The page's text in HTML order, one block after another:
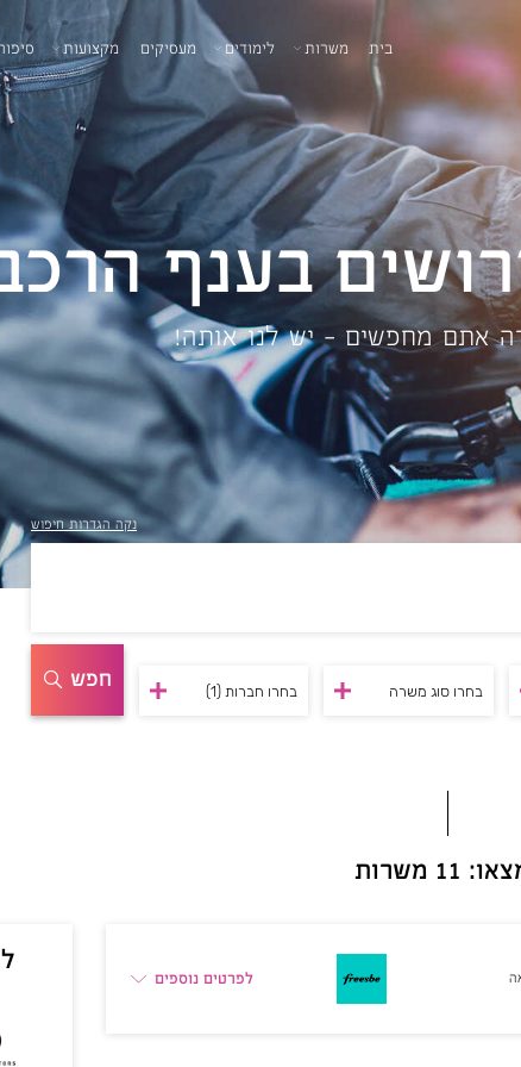
בית משרות לימודים מעסיקים מקצועות
בענף
אתם מחפשים – יש לנו אותה!
נקה הגדרות חיפוש
בחרו סוג משרה בחרו חברות (1) חפש
11 משרות
לפרטים נוספים